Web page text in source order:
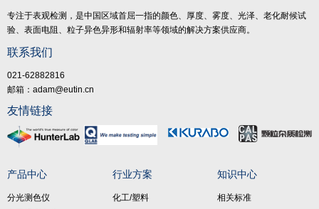
专注于表观检测，是中国区域首屈一指的颜色、厚度、雾度、光泽、老化耐候试
验、表面电阻、粒子异色异形和辐射率等领域的解决方案供应商。
联系我们
021-62882816
邮箱：adam@eutin.cn
友情链接
产品中心
分光测色仪
行业方案
化工/塑料
知识中心
相关标准